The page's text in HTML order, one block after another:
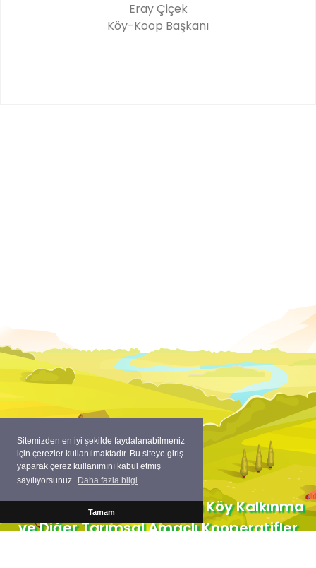
Sitemizden en iyi şekilde faydalanabilmeniz
için çerezler kullanılmaktadır. Bu siteye giriş
yaparak çerez kullanımını kabul etmiş
sayılıyorsunuz. Daha fazla bilgi
Tamam
Eray Çiçek
Köy-Koop Başkanı
Copyright ©Sınırlı Sorumlu Köy Kalkınma
ve Diğer Tarımsal Amaçlı Kooperatifler